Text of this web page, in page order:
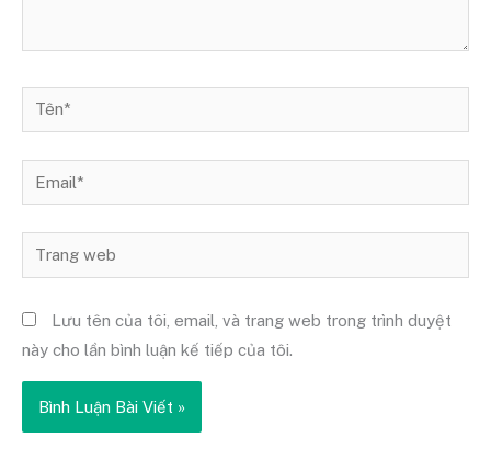
Tên*
Email*
Trang
web
Lưu tên của tôi, email, và trang web trong trình duyệt
này cho lần bình luận kế tiếp của tôi.